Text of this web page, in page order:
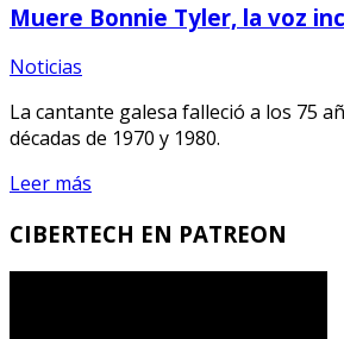
Muere Bonnie Tyler, la voz
Noticias
La cantante galesa falleció a los 75
décadas de 1970 y 1980.
Leer más
CIBERTECH EN PATREON